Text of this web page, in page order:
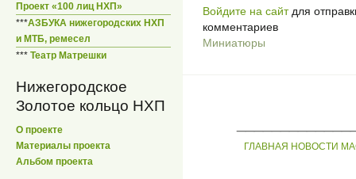
Проект «100 лиц НХП»
***АЗБУКА нижегородских НХП
и МТБ, ремесел
*** Театр Матрешки
Нижегородское
Золотое кольцо НХП
О проекте
Материалы проекта
Альбом проекта
Войдите на сайтдля
комментариев
Миниатюры
ГЛАВНАЯ НОВОСТИ